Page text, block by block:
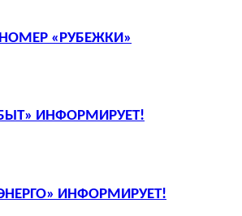
«РУБЕЖКИ»
ИНФОРМИРУЕТ!
ИНФОРМИРУЕТ!